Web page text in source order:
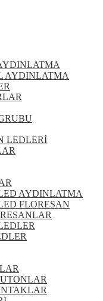
AYDINLATMA
LEDLERİ
AYDINLATMA
FLORESAN